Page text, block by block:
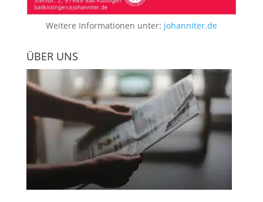
Weitere Informationen unter: johanniter.de
ÜBER UNS